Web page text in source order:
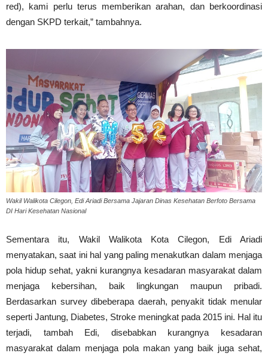
red), kami perlu terus memberikan arahan, dan berkoordinasi
dengan SKPD terkait,” tambahnya.
Wakil Walikota Cilegon, Edi Ariadi Bersama Jajaran Dinas Kesehatan Berfoto Bersama
DI Hari Kesehatan Nasional
Sementara itu, Wakil Walikota Kota Cilegon, Edi Ariadi
menyatakan, saat ini hal yang paling menakutkan dalam menjaga
pola hidup sehat, yakni kurangnya kesadaran masyarakat dalam
menjaga kebersihan, baik lingkungan maupun pribadi.
Berdasarkan survey dibeberapa daerah, penyakit tidak menular
seperti Jantung, Diabetes, Stroke meningkat pada 2015 ini. Hal itu
terjadi, tambah Edi, disebabkan kurangnya kesadaran
masyarakat dalam menjaga pola makan yang baik juga sehat,